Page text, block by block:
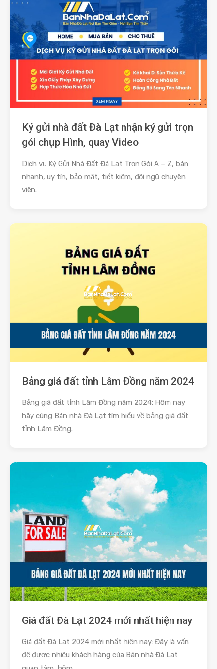
Ký gửi nhà đất Đà Lạt nhận ký gửi trọn
gói chụp Hình, quay Video
Dịch vụ Ký Gửi Nhà Đất Đà Lạt Trọn Gói A – Z, bán
nhanh, uy tín, bảo mật, tiết kiệm, đội ngũ chuyên
viên.
Bảng giá đất tỉnh Lâm Đồng năm 2024
Bảng giá đất tỉnh Lâm Đồng năm 2024: Hôm nay
hãy cùng Bán nhà Đà Lạt tìm hiểu về bảng giá đất
tỉnh Lâm Đồng.
Giá đất Đà Lạt 2024 mới nhất hiện nay
Giá đất Đà Lạt 2024 mới nhất hiện nay: Đây là vấn
đề được nhiều khách hàng của Bán nhà Đà Lạt